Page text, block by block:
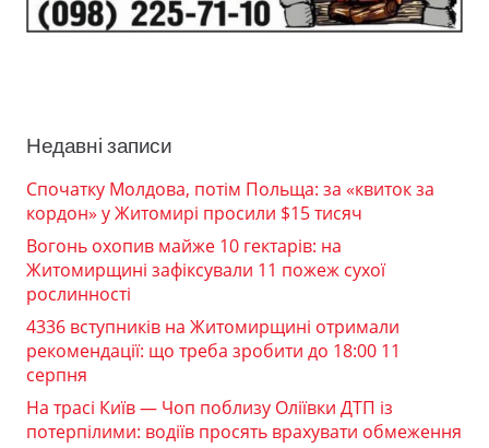
Недавні записи
Спочатку Молдова, потім Польща: за «квиток за
кордон» у Житомирі просили $15 тисяч
Вогонь охопив майже 10 гектарів: на
Житомирщині зафіксували 11 пожеж сухої
рослинності
4336 вступників на Житомирщині отримали
рекомендації: що треба зробити до 18:00 11
серпня
На трасі Київ — Чоп поблизу Оліївки ДТП із
потерпілими: водіїв просять врахувати обмеження